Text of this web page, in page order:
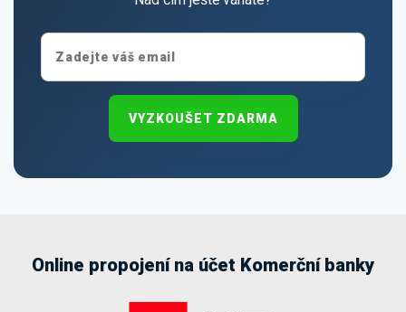
VYZKOUŠET ZDARMA
Online propojení na účet Komerční banky